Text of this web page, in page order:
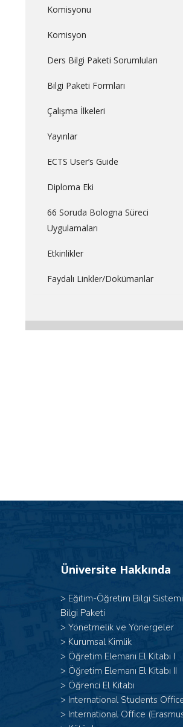
Komisyonu
Komisyon
Ders Bilgi Paketi Sorumluları
Bilgi Paketi Formları
Çalışma İlkeleri
Yayınlar
ECTS User’s Guide
Diploma Eki
66 Soruda Bologna Süreci
Uygulamaları
Etkinlikler
Faydalı Linkler/Dokümanlar
Üniversite Hakkında
> Eğitim-Öğretim Bilgi
Bilgi Paketi
> Yönetmelik ve Yönergeler
> Kurumsal Kimlik
> Öğretim Elemanı El Kitabı I
> Öğretim Elemanı El Kitabı II
> Öğrenci El Kitabı
> International Students
> International Office